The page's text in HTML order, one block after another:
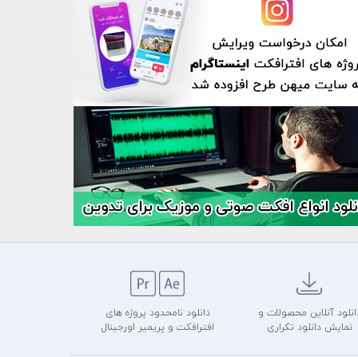
آنلاین محصولات و
نمایش دانلود تکراری
دانلود نامحدود پروژه های
افترافکت و پریمیر اورجینال